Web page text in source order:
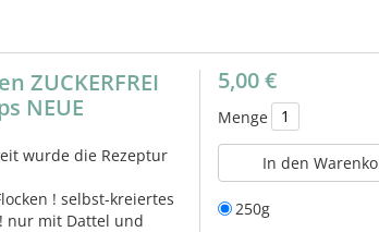
ZUCKERFREI
NEUE
wurde die Rezeptur
! selbst-kreiertes
! nur mit Dattel und
5,00 €
Menge
In den
250g